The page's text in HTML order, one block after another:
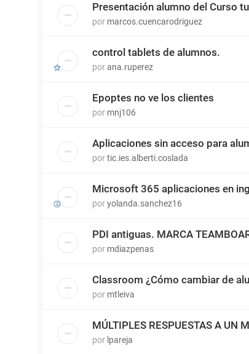
Presentación alumno del Curso
por marcos.cuencarodriguez
control tablets de alumnos.
porana.ruperez
Epoptes no ve los clientes
por mnj106
Aplicaciones sin acceso para
portic.ies.alberti.coslada
Microsoft 365 aplicaciones en
poryolanda.sanchez16
PDI antiguas. MARCA
por mdiazpenas
Classroom ¿Cómo cambiar de
por mtleiva
MÚLTIPLES RESPUESTAS A UN
por lpareja